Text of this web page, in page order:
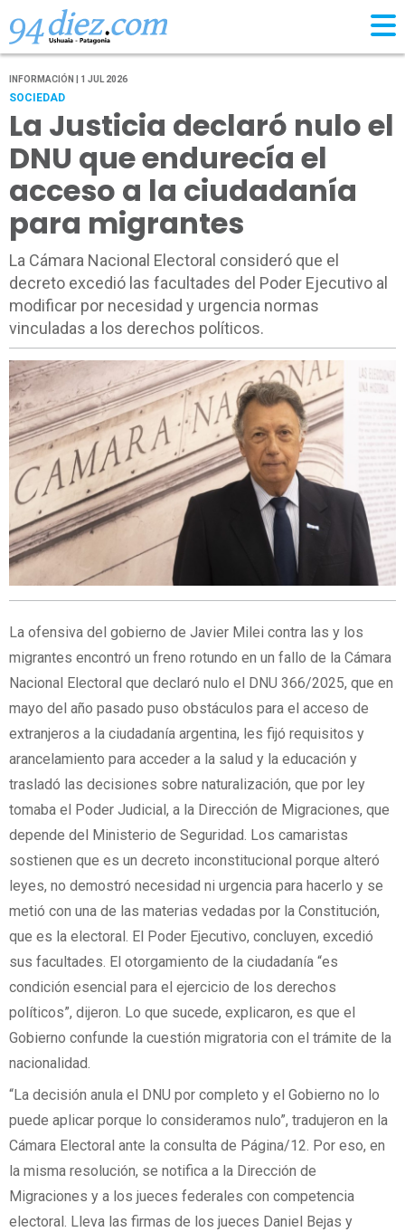
INFORMACIÓN | 1 JUL 2026
SOCIEDAD
La Justicia declaró nulo el
DNU que endurecía el
acceso a la ciudadanía
para migrantes
La Cámara Nacional Electoral consideró que el
decreto excedió las facultades del Poder Ejecutivo al
modificar por necesidad y urgencia normas
vinculadas a los derechos políticos.
La ofensiva del gobierno de Javier Milei contra las y los
migrantes encontró un freno rotundo en un fallo de la Cámara
Nacional Electoral que declaró nulo el DNU 366/2025, que en
mayo del año pasado puso obstáculos para el acceso de
extranjeros a la ciudadanía argentina, les fijó requisitos y
arancelamiento para acceder a la salud y la educación y
trasladó las decisiones sobre naturalización, que por ley
tomaba el Poder Judicial, a la Dirección de Migraciones, que
depende del Ministerio de Seguridad. Los camaristas
sostienen que es un decreto inconstitucional porque alteró
leyes, no demostró necesidad ni urgencia para hacerlo y se
metió con una de las materias vedadas por la Constitución,
que es la electoral. El Poder Ejecutivo, concluyen, excedió
sus facultades. El otorgamiento de la ciudadanía “es
condición esencial para el ejercicio de los derechos
políticos”, dijeron. Lo que sucede, explicaron, es que el
Gobierno confunde la cuestión migratoria con el trámite de la
nacionalidad.
“La decisión anula el DNU por completo y el Gobierno no lo
puede aplicar porque lo consideramos nulo”, tradujeron en la
Cámara Electoral ante la consulta de Página/12. Por eso, en
la misma resolución, se notifica a la Dirección de
Migraciones y a los jueces federales con competencia
electoral. Lleva las firmas de los jueces Daniel Bejas y